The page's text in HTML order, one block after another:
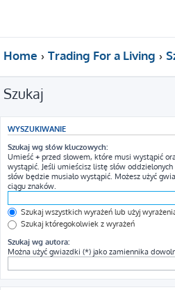
Home Trading For a Living
Szukaj
WYSZUKIWANIE
Szukaj wg słów kluczowych:
Umieść + przed słowem, które musi wystąpić
wystąpić. Jeśli umieścisz listę słów oddzielonych
słów będzie musiało wystąpić. Możesz użyć
ciągu znaków.
Szukaj wszystkich wyrażeń lub użyj
Szukaj któregokolwiek z wyrażeń
Szukaj wg autora:
Można użyć gwiazdki (*) jako zamiennika